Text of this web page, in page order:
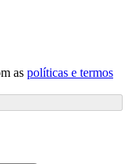
as políticas e termos